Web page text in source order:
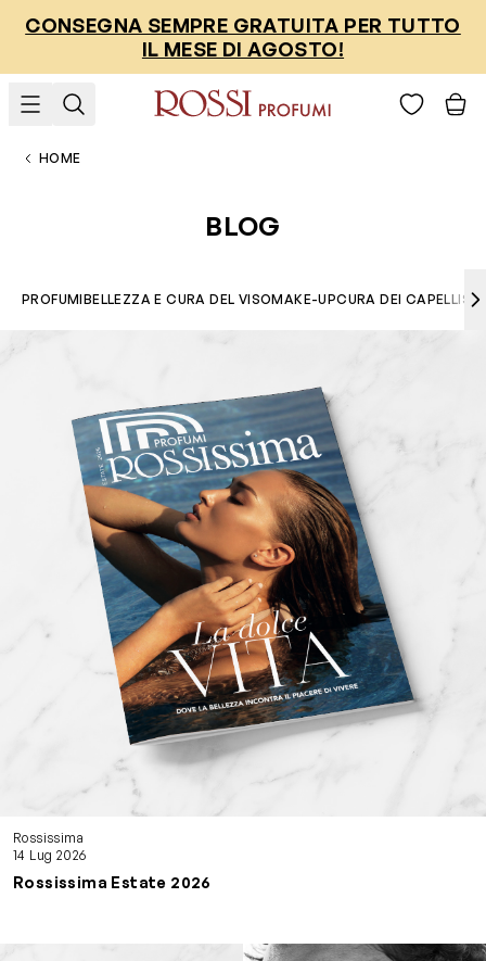
CONSEGNA SEMPRE GRATUITA PER TUTTO
IL MESE DI AGOSTO!
HOME
BLOG
PROFUMIBELLEZZA E CURA DEL VISOMAKE-UPCURA DEI CAPELLI
Rossissima
14 Lug 2026
Rossissima Estate 2026